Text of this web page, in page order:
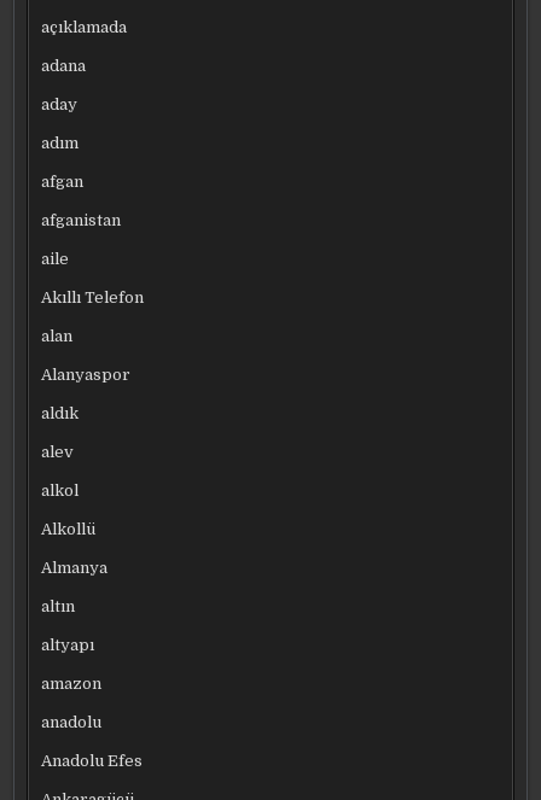
açıklamada
adana
aday
adım
afgan
afganistan
aile
Akıllı Telefon
alan
Alanyaspor
aldık
alev
alkol
Alkollü
Almanya
altın
altyapı
amazon
anadolu
Anadolu Efes